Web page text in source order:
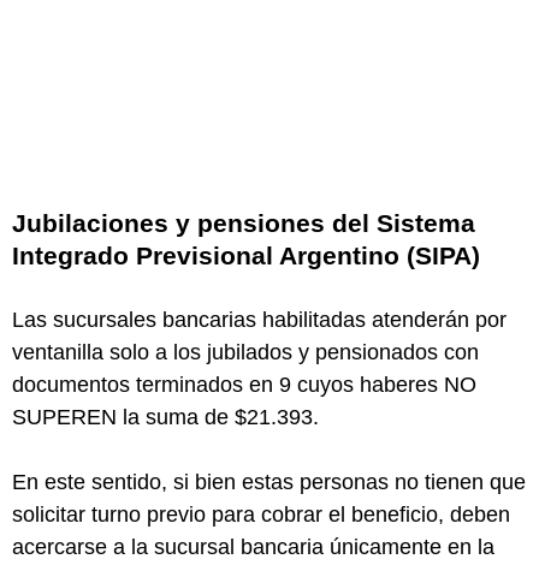
Jubilaciones y pensiones del Sistema
Integrado Previsional Argentino (SIPA)
Las sucursales bancarias habilitadas atenderán por
ventanilla solo a los jubilados y pensionados con
documentos terminados en 9 cuyos haberes NO
SUPEREN la suma de $21.393.
En este sentido, si bien estas personas no tienen que
solicitar turno previo para cobrar el beneficio, deben
acercarse a la sucursal bancaria únicamente en la